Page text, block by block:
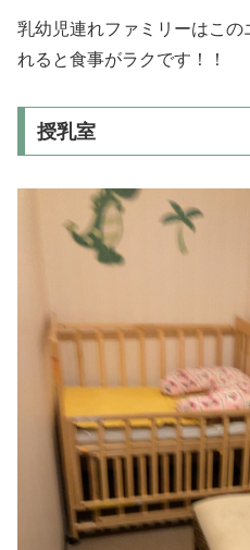
乳幼児連れファミリーはこ
れると食事がラクです！！
授乳室